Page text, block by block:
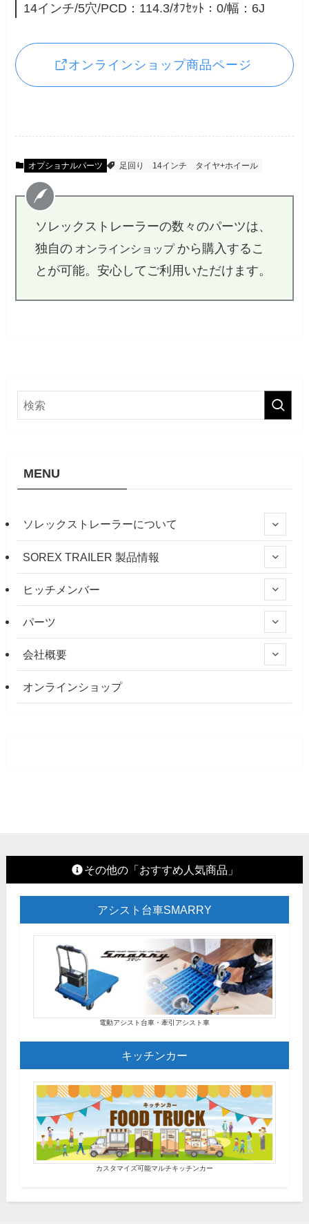
14インチ/5穴/PCD：114.3/ｵﾌｾｯﾄ：0/幅：6J
オンラインショップ商品ページ
オプショナルパーツ 足回り 14インチ タイヤ+ホイール
ソレックストレーラーの数々のパーツは、
独自の オンラインショップ から購入するこ
とが可能。安心してご利用いただけます。
MENU
ソレックストレーラーについて
SOREX TRAILER 製品情報
ヒッチメンバー
パーツ
会社概要
オンラインショップ
その他の「おすすめ人気商品」
アシスト台車SMARRY
電動アシスト台車・牽引アシスト車
キッチンカー
カスタマイズ可能マルチキッチンカー